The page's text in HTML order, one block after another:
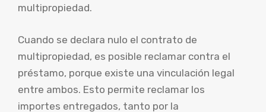
multipropiedad.
Cuando se declara nulo el contrato de
multipropiedad, es posible reclamar contra el
préstamo, porque existe una vinculación legal
entre ambos. Esto permite reclamar los
importes entregados, tanto por la